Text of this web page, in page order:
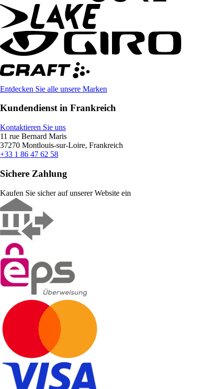
Entdecken Sie alle unsere Marken
Kundendienst in Frankreich
Kontaktieren Sie uns
11 rue Bernard Maris
37270 Montlouis-sur-Loire, Frankreich
+33 1 86 47 62 58
Sichere Zahlung
Kaufen Sie sicher auf unserer Website ein